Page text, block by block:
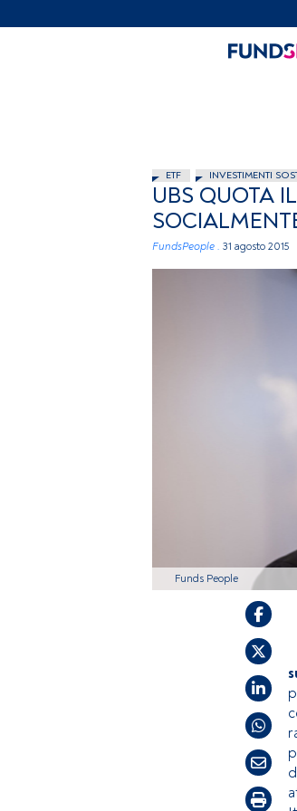
ETF INVESTIMENTI
UBS QUOTA
FundsPeople . 31 agosto 2015
Funds People